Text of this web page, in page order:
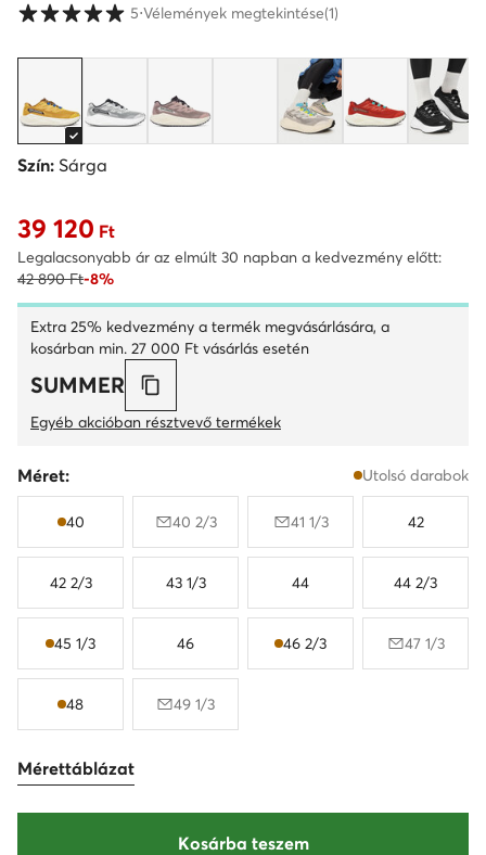
Vásárlói értékelések 1-5 skálán
5⋅Vélemények megtekintése(1)
Szín: Sárga
Aktuális ár 39 120 Ft
39 120 Ft
Legalacsonyabb ár az elmúlt 30 napban a kedvezmény előtt:
42 890 Ft-8%
Extra 25% kedvezmény a termék megvásárlására, a
kosárban min. 27 000 Ft vásárlás esetén
SUMMER
Egyéb akcióban résztvevő termékek
Méret: Utolsó darabok
40 40 2/3 41 1/3 42
42 2/3 43 1/3 44 44 2/3
45 1/3 46 46 2/3 47 1/3
48 49 1/3
Mérettáblázat
Kosárba teszem